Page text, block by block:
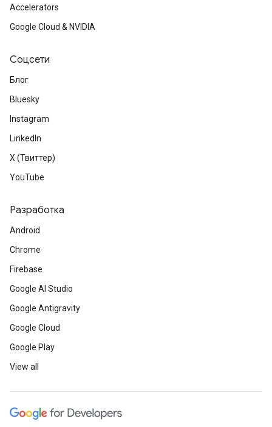
Accelerators
Google Cloud & NVIDIA
Соцсети
Блог
Bluesky
Instagram
LinkedIn
X (Твиттер)
YouTube
Разработка
Android
Chrome
Firebase
Google AI Studio
Google Antigravity
Google Cloud
Google Play
View all